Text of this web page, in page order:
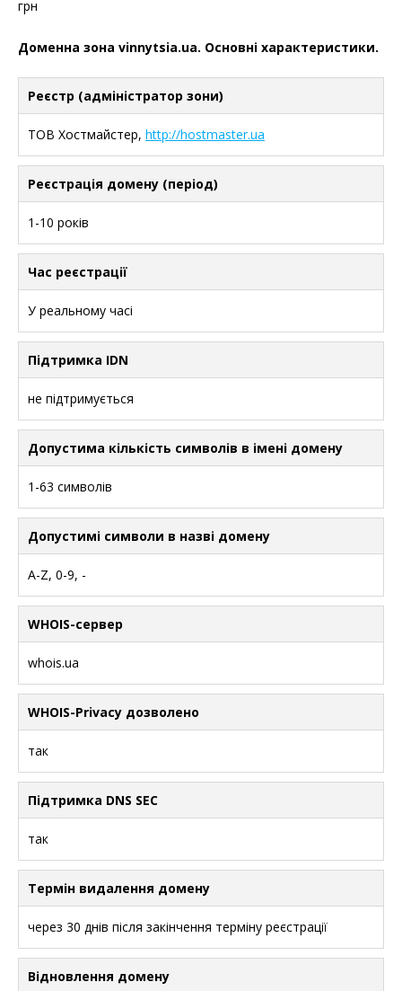
грн
Доменна зона vinnytsia.ua. Основні характеристики.
Реєстр (адміністратор зони)
ТОВ Хостмайстер, http://hostmaster.ua
Реєстрація домену (період)
1-10 років
Час реєстрації
У реальному часі
Підтримка IDN
не підтримується
Допустима кількість символів в імені домену
1-63 символів
Допустимі символи в назві домену
A-Z, 0-9, -
WHOIS-сервер
whois.ua
WHOIS-Privacy дозволено
так
Підтримка DNS SEC
так
Термін видалення домену
через 30 днів після закінчення терміну реєстрації
Відновлення домену